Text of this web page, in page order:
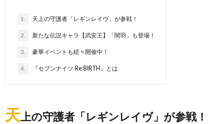
1. 天上の守護者「レギンレイヴ」が参戦！
2. 新たな伝説キャラ【武安王】「関羽」も登場！
3. 豪華イベントも続々開催中！
4. 『セブンナイツ Re:BIRTH』とは
天上の守護者「レギンレイヴ」が参戦！